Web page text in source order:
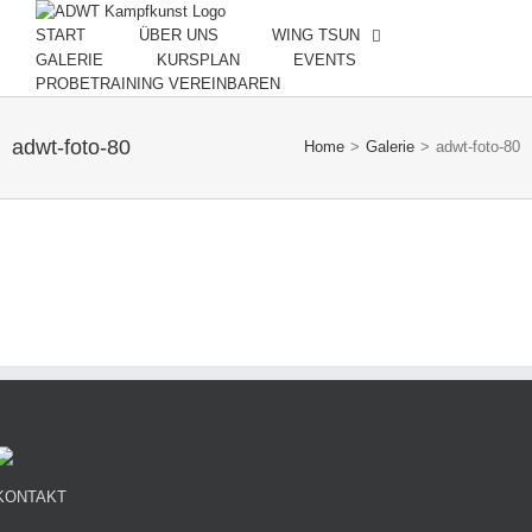
content
START ÜBER UNS
WING TSUN
GALERIE
KURSPLAN
EVENTS
PROBETRAINING VEREINBAREN
adwt-foto-80 Home > Galerie > adwt-foto-80